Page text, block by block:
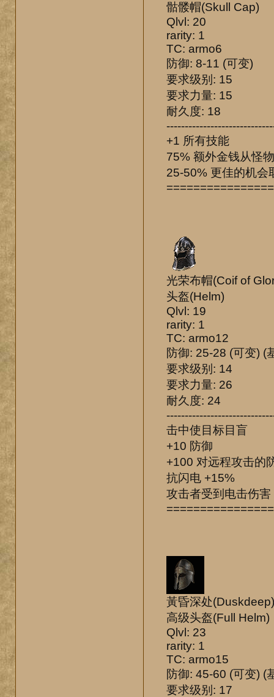
骷髅帽(Skull Cap)
Qlvl: 20
rarity: 1
TC: armo6
防御: 8-11 (可变)
要求级别: 15
要求力量: 15
耐久度: 18
+1 所有技能
75% 额外金钱从怪
25-50% 更佳的机会
光荣布帽(Coif of
头盔(Helm)
Qlvl: 19
rarity: 1
TC: armo12
防御: 25-28 (可变) (
要求级别: 14
要求力量: 26
耐久度: 24
击中使目标目盲
+10 防御
+100 对远程攻击的
抗闪电 +15%
攻击者受到电击伤害
黃昏深处(Duskdeep)
高级头盔(Full Helm)
Qlvl: 23
rarity: 1
TC: armo15
防御: 45-60 (可变) (
要求级别: 17